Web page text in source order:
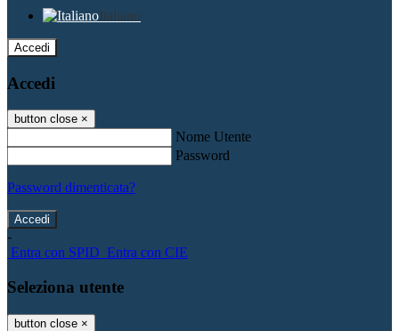
Italiano
Accedi
Accedi
button close ×
Nome Utente
Password
Password dimenticata?
-
Entra con SPID Entra con CIE
Seleziona utente
button close ×